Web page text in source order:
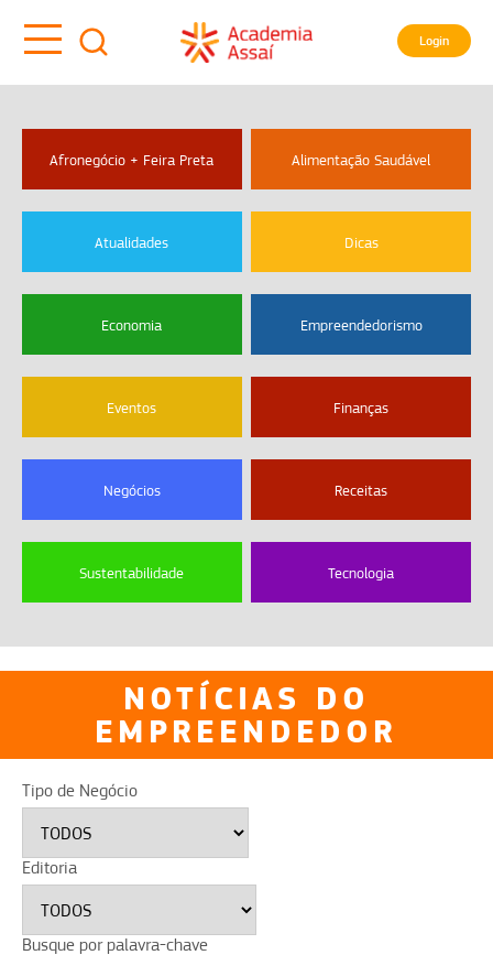
Login
Afronegócio + Feira Preta Alimentação Saudável
Atualidades Dicas
Economia Empreendedorismo
Eventos Finanças
Negócios Receitas
Sustentabilidade Tecnologia
NOTÍCIAS DO
EMPREENDEDOR
Tipo de Negócio
Editoria
Busque por palavra-chave